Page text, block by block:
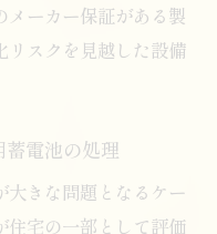
メーカー保証がある製
リスクを見越した設備
電池の処理
大きな問題となるケー
住宅の一部として評価